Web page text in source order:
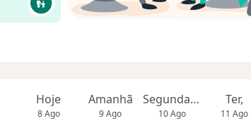
Hoje
8 Ago
Amanhã
9 Ago
Segunda-feira
10 Ago
Ter,
11 Ago